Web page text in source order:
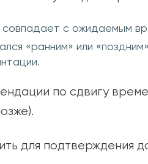
совпадает с ожидаемым
«ранним» или
по сдвигу
для подтверждения